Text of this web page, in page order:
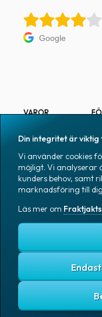
Google
VAROR
Märkning
Emballage
Emballagetillbehör
Kontorsvaror
Fraktjakts
Copyright © 2007 –
Din integritet är viktig
Vi använder cookies
möjligt. Vi analyserar
kunders behov, samt
marknadsföring till
Läs mer om